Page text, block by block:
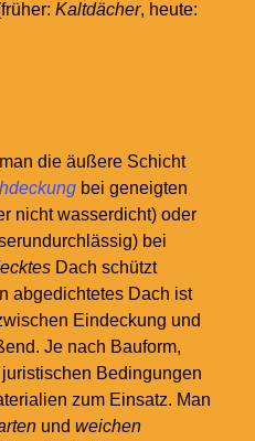
Kaltdächer, heute:
die äußere Schicht
bei geneigten
nicht wasserdicht) oder
bei
Dach schützt
abgedichtetes Dach ist
Eindeckung und
Je nach Bauform,
Bedingungen
zum Einsatz. Man
und weichen